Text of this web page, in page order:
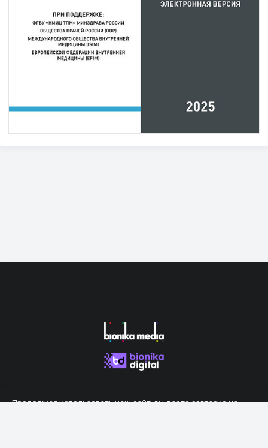
Продолжая использовать наш сайт, вы даете согласие на